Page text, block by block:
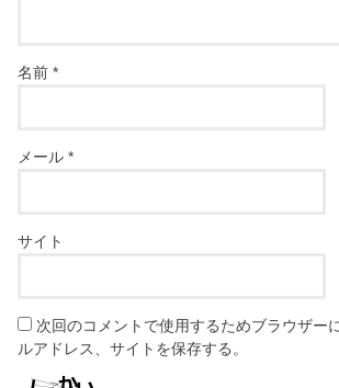
名前*
メール*
サイト
次回のコメントで使用するためブラウザー
ルアドレス、サイトを保存する。